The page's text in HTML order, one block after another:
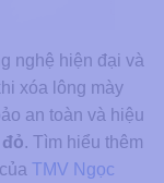
nghệ hiện đại và
xóa lông mày
an toàn và hiệu
. Tìm hiểu thêm
TMV Ngọc